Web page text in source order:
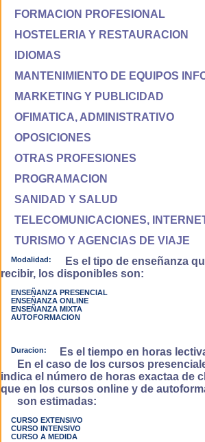
FORMACION PROFESIONAL
HOSTELERIA Y RESTAURACION
IDIOMAS
MANTENIMIENTO DE EQUIPOS
MARKETING Y PUBLICIDAD
OFIMATICA, ADMINISTRATIVO
OPOSICIONES
OTRAS PROFESIONES
PROGRAMACION
SANIDAD Y SALUD
TELECOMUNICACIONES,
TURISMO Y AGENCIAS DE VIAJE
Modalidad:
Es el tipo de enseñanza
recibir, los disponibles son:
ENSEÑANZA PRESENCIAL
ENSEÑANZA ONLINE
ENSEÑANZA MIXTA
AUTOFORMACION
Duracion:
Es el tiempo en horas
En el caso de los cursos
indica el número de horas exactaa de
que en los cursos online y de
son estimadas:
CURSO EXTENSIVO
CURSO INTENSIVO
CURSO A MEDIDA